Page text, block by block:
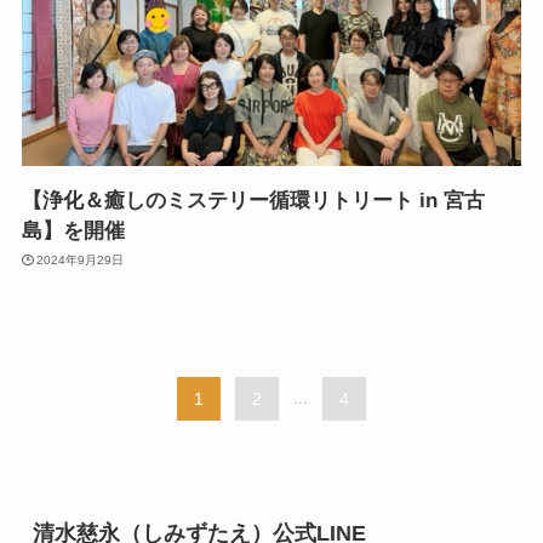
【浄化＆癒しのミステリー循環リトリート in 宮古
島】を開催
2024年9月29日
1 2 4
清水慈永（しみずたえ）公式LINE